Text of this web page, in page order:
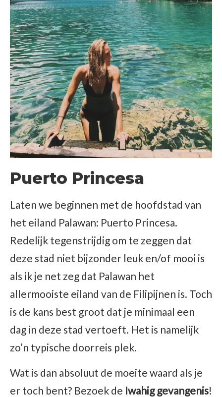
Puerto Princesa
Laten we beginnen met de hoofdstad van
het eiland Palawan: Puerto Princesa.
Redelijk tegenstrijdig om te zeggen dat
deze stad niet bijzonder leuk en/of mooi is
als ik je net zeg dat Palawan het
allermooiste eiland van de Filipijnen is. Toch
is de kans best groot dat je minimaal een
dag in deze stad vertoeft. Het is namelijk
zo’n typische doorreis plek.
Wat is dan absoluut de moeite waard als je
er toch bent? Bezoek de Iwahig gevangenis!